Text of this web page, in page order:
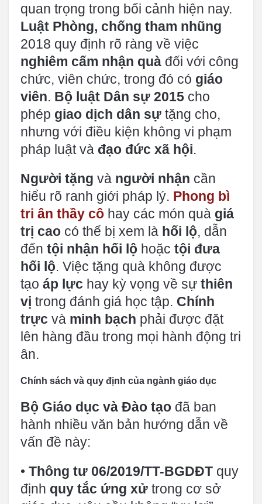
quan trọng trong bối cảnh hiện nay.
Luật Phòng, chống tham nhũng
2018 quy định rõ ràng về việc
nghiêm cấm nhận quà đối với công
chức, viên chức, trong đó có giáo
viên. Bộ luật Dân sự 2015 cho
phép giao dịch dân sự tặng cho,
nhưng với điều kiện không vi phạm
pháp luật và đạo đức xã hội.
Người tặng và người nhận cần
hiểu rõ ranh giới pháp lý. Phong bì
tri ân thầy cô hay các món quà giá
trị cao có thể bị xem là hối lộ, dẫn
đến tội nhận hối lộ hoặc tội đưa
hối lộ. Việc tặng quà không được
tạo áp lực hay kỳ vọng về sự thiên
vị trong đánh giá học tập. Chính
trực và minh bạch phải được đặt
lên hàng đầu trong mọi hành động tri
ân.
Chính sách và quy định của ngành giáo dục
Bộ Giáo dục và Đào tạo đã ban
hành nhiều văn bản hướng dẫn về
vấn đề này:
• Thông tư 06/2019/TT-BGDĐT quy
định quy tắc ứng xử trong cơ sở